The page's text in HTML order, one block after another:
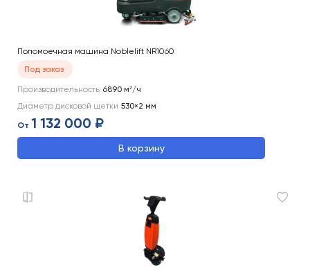
Поломоечная машина Noblelift NR1060
Под заказ
Производительность 6890 м²/ч
Диаметр дисковой щетки 530×2 мм
От 1 132 000 ₽
В корзину